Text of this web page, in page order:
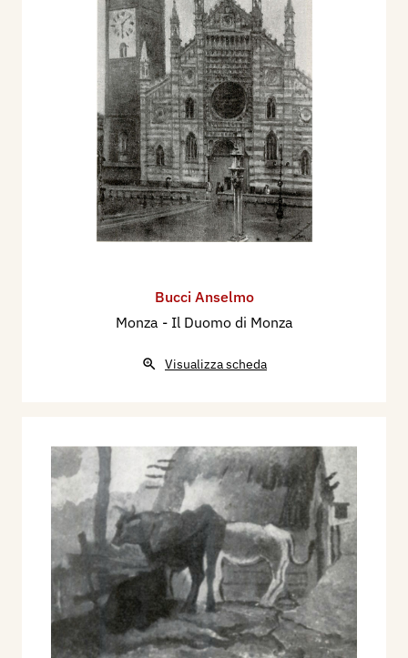
Bucci Anselmo
Monza - Il Duomo di Monza
Visualizza scheda